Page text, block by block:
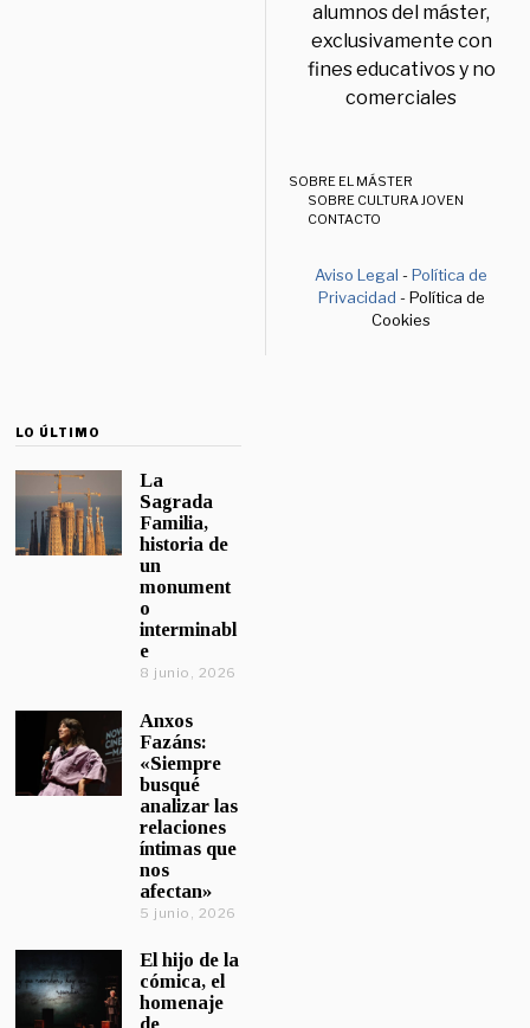
alumnos del máster,
exclusivamente con
fines educativos y no
comerciales
SOBRE EL MÁSTER
SOBRE CULTURA JOVEN
CONTACTO
Aviso Legal -Política de
Privacidad - Política de
Cookies
LO ÚLTIMO
La
Sagrada
Familia,
historia de
un
monument
o
interminabl
e
8 junio, 2026
Anxos
Fazáns:
«Siempre
busqué
analizar las
relaciones
íntimas que
nos
afectan»
5 junio, 2026
El hijo de la
cómica, el
homenaje